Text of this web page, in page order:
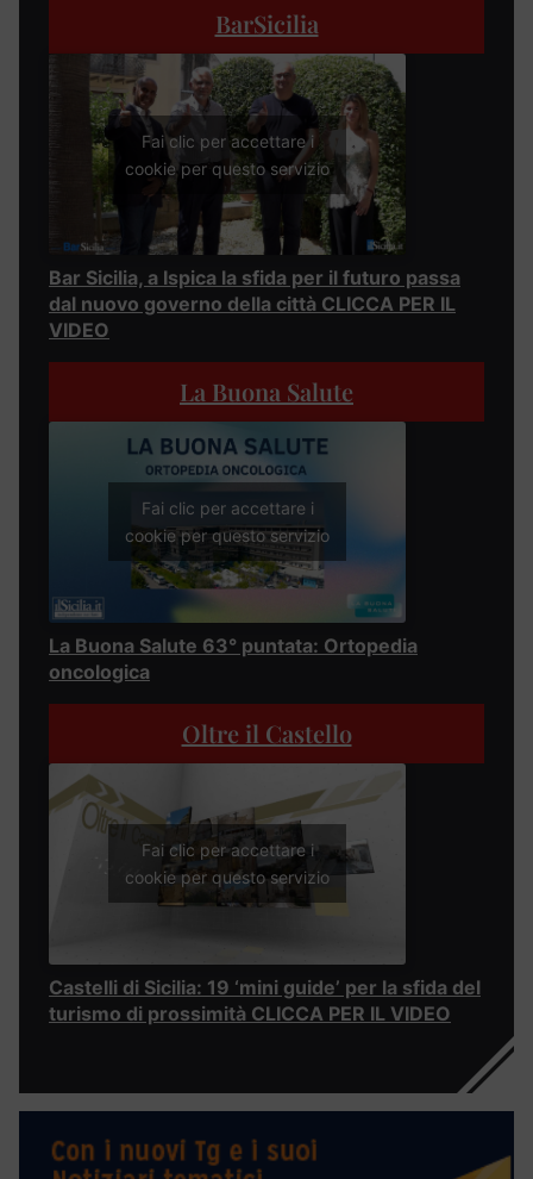
BarSicilia
Fai clic per accettare i
cookie per questo servizio
Bar Sicilia, a Ispica la sfida per il futuro passa
dal nuovo governo della città CLICCA PER IL
VIDEO
La Buona Salute
Fai clic per accettare i
cookie per questo servizio
La Buona Salute 63° puntata: Ortopedia
oncologica
Oltre il Castello
Fai clic per accettare i
cookie per questo servizio
Castelli di Sicilia: 19 ‘mini guide’ per la sfida del
turismo di prossimità CLICCA PER IL VIDEO